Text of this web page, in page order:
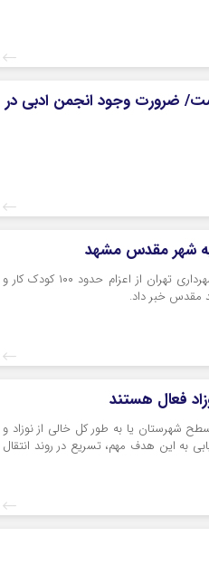
ضرورت وجود انجمن ادبی در
سرپرست سازمان خدمات و مشارکت‌های اجتماعی شهرداری تهران از اعزام حدود ۱۰۰ کودک کار و
مقدس خبر داد.
شهرستان یا به طور کل خالی از نوزاد و
دستیابی به این هدف مهم، تسریع در روند انتقال